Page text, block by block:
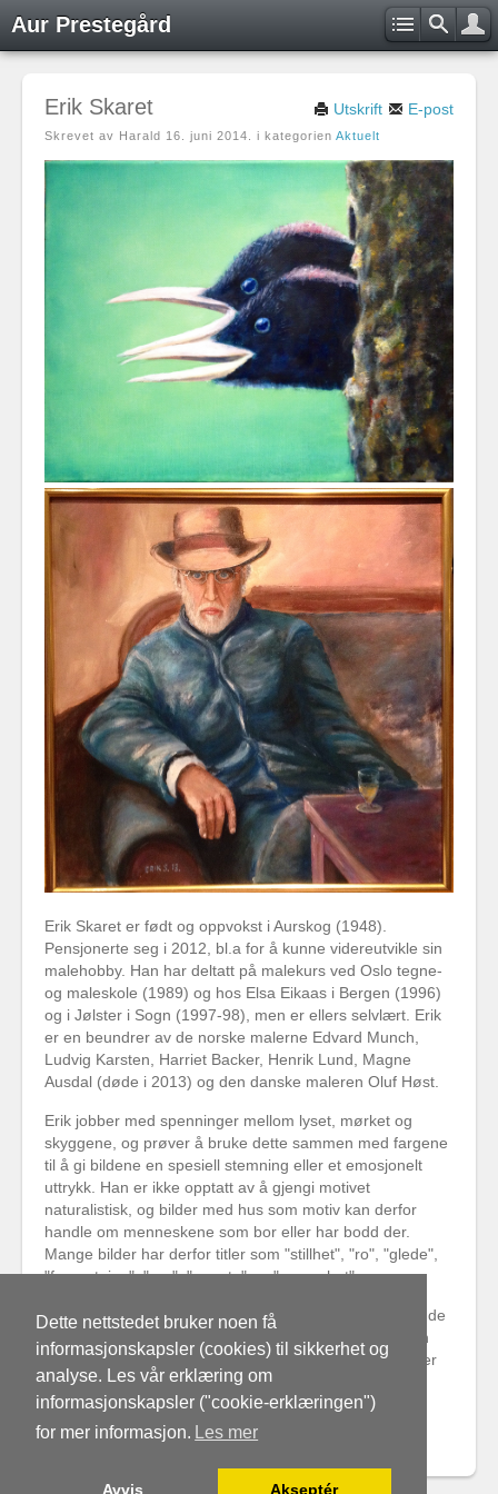
Dette nettstedet bruker noen få
informasjonskapsler (cookies) til sikkerhet og
analyse. Les vår erklæring om
informasjonskapsler ("cookie-erklæringen")
for mer informasjon. Les mer
Avvis Akseptér
Aur Prestegård
E-post
Utskrift
Erik Skaret
Skrevet av Harald 16. juni 2014 . i kategorien Aktuelt
Erik Skaret er født og oppvokst i Aurskog (1948).
Pensjonerte seg i 2012, bl.a for å kunne videreutvikle sin
malehobby. Han har deltatt på malekurs ved Oslo tegne-
og maleskole (1989) og hos Elsa Eikaas i Bergen (1996)
og i Jølster i Sogn (1997-98), men er ellers selvlært. Erik
er en beundrer av de norske malerne Edvard Munch,
Ludvig Karsten, Harriet Backer, Henrik Lund, Magne
Ausdal (døde i 2013) og den danske maleren Oluf Høst.
Erik jobber med spenninger mellom lyset, mørket og
skyggene, og prøver å bruke dette sammen med fargene
til å gi bildene en spesiell stemning eller et emosjonelt
uttrykk. Han er ikke opptatt av å gjengi motivet
naturalistisk, og bilder med hus som motiv kan derfor
handle om menneskene som bor eller har bodd der.
Mange bilder har derfor titler som "stillhet", "ro", "glede",
"forventning", "uro", "smerte" og "ensomhet".
De fleste bildene som er med på Aur er malt i løpet av de
siste to årene, men det er også med noen bilder fra en
aktiv periode rundt 1990, da han også hadde utstillinger
sammen med Kjell Boy (Aurskog Sparebank og
Eidsverket på Bjørkelangen).
Bildene som stilles ut er malt i akryl.